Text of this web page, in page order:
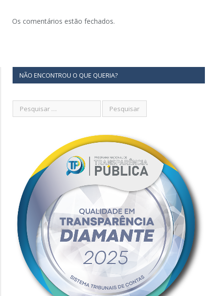
Os comentários estão fechados.
NÃO ENCONTROU O QUE QUERIA?